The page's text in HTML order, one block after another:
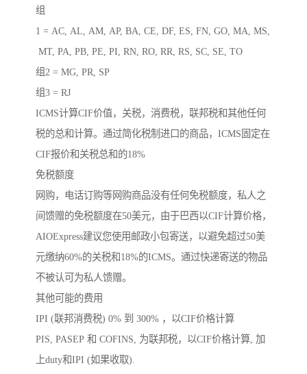
组
1 = AC, AL, AM, AP, BA, CE, DF, ES, FN, GO, MA, MS,
MT, PA, PB, PE, PI, RN, RO, RR, RS, SC, SE, TO
组2 = MG, PR, SP
组3 = RJ
ICMS计算CIF价值，关税，消费税，联邦税和其他任何
税的总和计算。通过简化税制进口的商品，ICMS固定在
CIF报价和关税总和的18%
免税额度
网购，电话订购等网购商品没有任何免税额度，私人之
间馈赠的免税额度在50美元，由于巴西以CIF计算价格，
AIOExpress建议您使用邮政小包寄送，以避免超过50美
元缴纳60%的关税和18%的ICMS。通过快递寄送的物品
不被认可为私人馈赠。
其他可能的费用
IPI (联邦消费税) 0% 到 300% ，以CIF价格计算
PIS, PASEP 和 COFINS, 为联邦税，以CIF价格计算, 加
上duty和IPI (如果收取).